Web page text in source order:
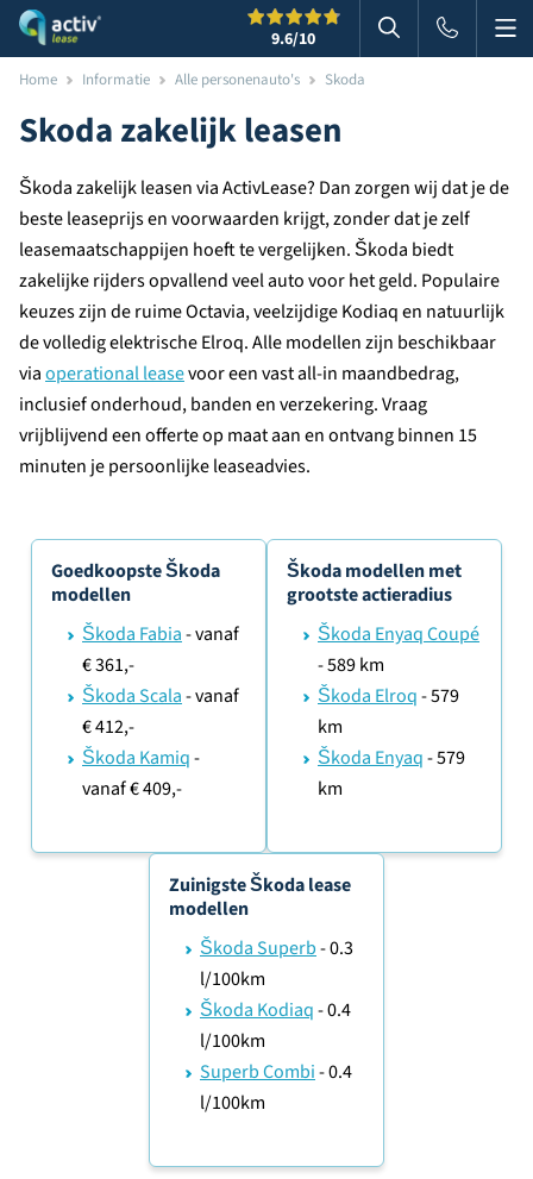
9.6/10 Zoeken in
Home Informatie Alle personenauto's Skoda
Skoda zakelijk leasen
Škoda zakelijk leasen via ActivLease? Dan zorgen wij dat je de
beste leaseprijs en voorwaarden krijgt, zonder dat je zelf
leasemaatschappijen hoeft te vergelijken. Škoda biedt
zakelijke rijders opvallend veel auto voor het geld. Populaire
keuzes zijn de ruime Octavia, veelzijdige Kodiaq en natuurlijk
de volledig elektrische Elroq. Alle modellen zijn beschikbaar
viaoperational leasevoor een vast all-in maandbedrag,
inclusief onderhoud, banden en verzekering. Vraag
vrijblijvend een offerte op maat aan en ontvang binnen 15
minuten je persoonlijke leaseadvies.
Goedkoopste Škoda
modellen
Škoda Fabia- vanaf
€ 361,-
Škoda Scala- vanaf
€ 412,-
Škoda Kamiq-
vanaf € 409,-
Škoda modellen met
grootste actieradius
Škoda Enyaq Coupé
- 589 km
Škoda Elroq- 579
km
Škoda Enyaq- 579
km
Zuinigste Škoda lease
modellen
Škoda Superb- 0.3
l/100km
Škoda Kodiaq- 0.4
l/100km
Superb Combi- 0.4
l/100km